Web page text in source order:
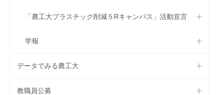
「農工大プラスチック削減５Rキャンパス」活動宣言
学報
データでみる農工大
教職員公募